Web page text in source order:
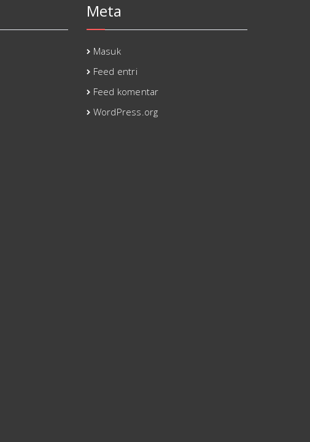
Meta
Masuk
Feed entri
Feed komentar
WordPress.org